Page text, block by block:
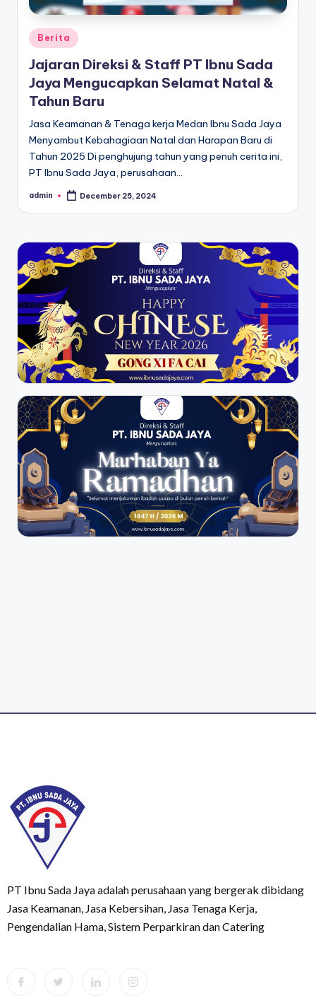
Berita
Jajaran Direksi & Staff PT Ibnu Sada
Jaya Mengucapkan Selamat Natal &
Tahun Baru
Jasa Keamanan & Tenaga kerja Medan Ibnu Sada Jaya
Menyambut Kebahagiaan Natal dan Harapan Baru di
Tahun 2025 Di penghujung tahun yang penuh cerita ini,
PT Ibnu Sada Jaya, perusahaan…
admin December 25, 2024
PT Ibnu Sada Jaya adalah perusahaan yang bergerak dibidang
Jasa Keamanan, Jasa Kebersihan, Jasa Tenaga Kerja,
Pengendalian Hama, Sistem Perparkiran dan Catering